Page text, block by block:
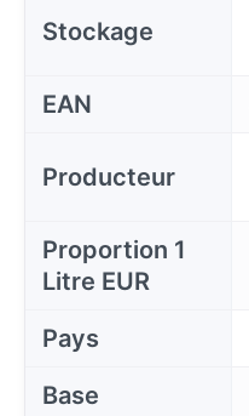
Stockage
EAN
Producteur
Proportion 1
Litre EUR
Pays
Base